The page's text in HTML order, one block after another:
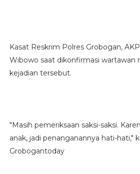
Kasat Reskrim Polres Grobogan,
Wibowo saat dikonfirmasi wartawan
kejadian tersebut.
"Masih pemeriksaan saksi-saksi.
anak, jadi penanganannya hati-hati,"
Grobogantoday